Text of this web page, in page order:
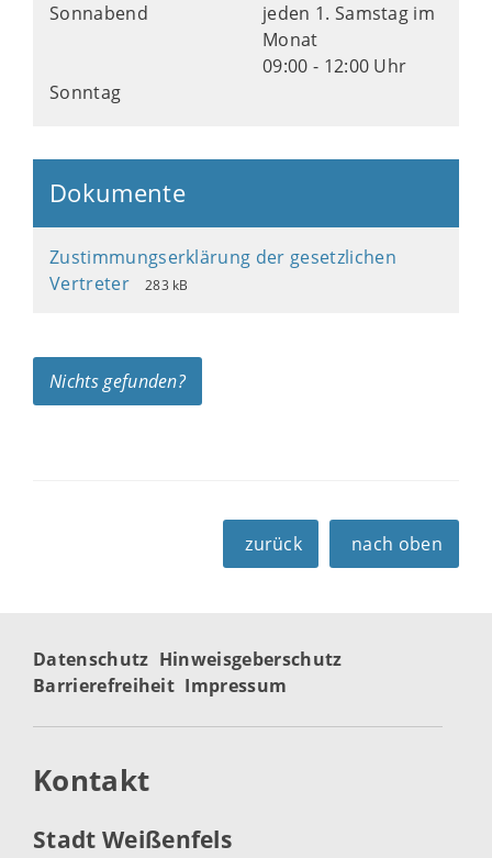
Sonnabend
jeden 1. Samstag im
Monat
09:00 - 12:00 Uhr
Sonntag
Dokumente
Zustimmungserklärung der gesetzlichen
Vertreter
283 kB
Nichts gefunden?
zurück nach oben
Datenschutz Hinweisgeberschutz
Barrierefreiheit Impressum
Kontakt
Stadt Weißenfels